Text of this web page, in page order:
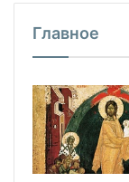
Главное